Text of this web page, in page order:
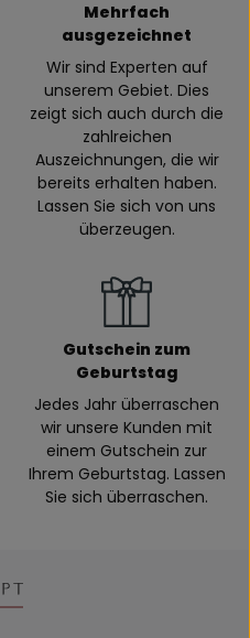
Mehrfach
ausgezeichnet
Wir sind Experten auf
unserem Gebiet. Dies
zeigt sich auch durch die
zahlreichen
Auszeichnungen, die wir
bereits erhalten haben.
Lassen Sie sich von uns
überzeugen.
Gutschein zum
Geburtstag
Jedes Jahr überraschen
wir unsere Kunden mit
einem Gutschein zur
Ihrem Geburtstag. Lassen
Sie sich überraschen.